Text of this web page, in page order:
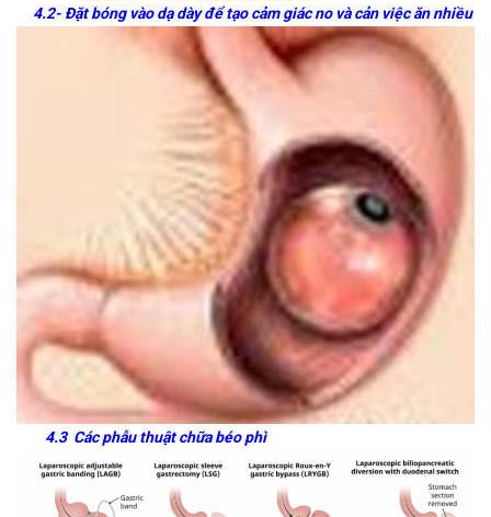
4.2- Đặt bóng vào dạ dày để tạo cảm giác no và cản việc ăn nhiều
4.3 Các phẫu thuật chữa béo phì